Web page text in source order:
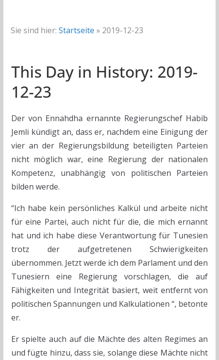
Sie sind hier: Startseite » 2019-12-23
This Day in History: 2019-
12-23
Der von Ennahdha ernannte Regierungschef Habib
Jemli kündigt an, dass er, nachdem eine Einigung der
vier an der Regierungsbildung beteiligten Parteien
nicht möglich war, eine Regierung der nationalen
Kompetenz, unabhängig von politischen Parteien
bilden werde.
“Ich habe kein persönliches Kalkül und arbeite nicht
für eine Partei, auch nicht für die, die mich ernannt
hat und ich habe diese Verantwortung für Tunesien
trotz der aufgetretenen Schwierigkeiten
übernommen. Jetzt werde ich dem Parlament und den
Tunesiern eine Regierung vorschlagen, die auf
Fähigkeiten und Integrität basiert, weit entfernt von
politischen Spannungen und Kalkulationen “, betonte
er.
Er spielte auch auf die Mächte des alten Regimes an
und fügte hinzu, dass sie, solange diese Mächte nicht